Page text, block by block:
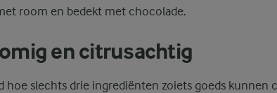
room en bedekt met chocolade.
en citrusachtig
hoe slechts drie ingrediënten zoiets goeds kunnen